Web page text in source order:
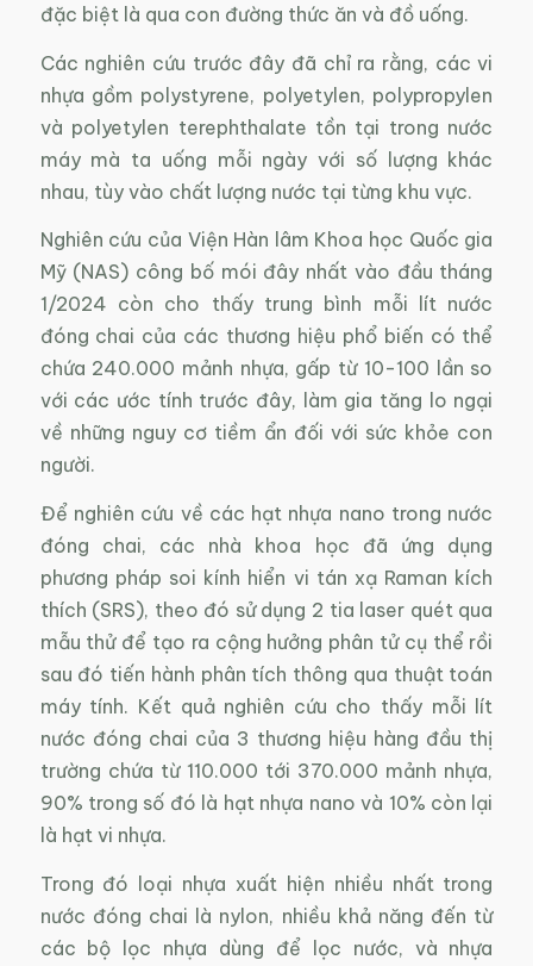
đặc biệt là qua con đường thức ăn và đồ uống.
Các nghiên cứu trước đây đã chỉ ra rằng, các vi
nhựa gồm polystyrene, polyetylen, polypropylen
và polyetylen terephthalate tồn tại trong nước
máy mà ta uống mỗi ngày với số lượng khác
nhau, tùy vào chất lượng nước tại từng khu vực.
Nghiên cứu của Viện Hàn lâm Khoa học Quốc gia
Mỹ (NAS) công bố mói đây nhất vào đầu tháng
1/2024 còn cho thấy trung bình mỗi lít nước
đóng chai của các thương hiệu phổ biến có thể
chứa 240.000 mảnh nhựa, gấp từ 10-100 lần so
với các ước tính trước đây, làm gia tăng lo ngại
về những nguy cơ tiềm ẩn đối với sức khỏe con
người.
Để nghiên cứu về các hạt nhựa nano trong nước
đóng chai, các nhà khoa học đã ứng dụng
phương pháp soi kính hiển vi tán xạ Raman kích
thích (SRS), theo đó sử dụng 2 tia laser quét qua
mẫu thử để tạo ra cộng hưởng phân tử cụ thể rồi
sau đó tiến hành phân tích thông qua thuật toán
máy tính. Kết quả nghiên cứu cho thấy mỗi lít
nước đóng chai của 3 thương hiệu hàng đầu thị
trường chứa từ 110.000 tới 370.000 mảnh nhựa,
90% trong số đó là hạt nhựa nano và 10% còn lại
là hạt vi nhựa.
Trong đó loại nhựa xuất hiện nhiều nhất trong
nước đóng chai là nylon, nhiều khả năng đến từ
các bộ lọc nhựa dùng để lọc nước, và nhựa